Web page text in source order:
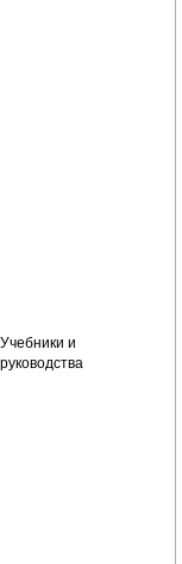
Учебники и
руководства